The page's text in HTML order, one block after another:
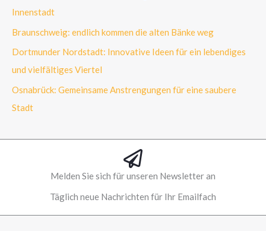
Innenstadt
Braunschweig: endlich kommen die alten Bänke weg
Dortmunder Nordstadt: Innovative Ideen für ein lebendiges
und vielfältiges Viertel
Osnabrück: Gemeinsame Anstrengungen für eine saubere
Stadt
Melden Sie sich für unseren Newsletter an
Täglich neue Nachrichten für Ihr Emailfach